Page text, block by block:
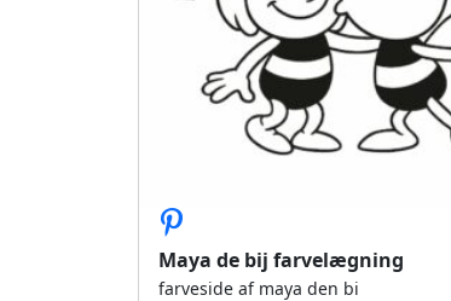
Maya de bij farvelægning
farveside af maya den bi